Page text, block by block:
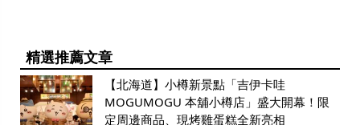
精選推薦文章
【北海道】小樽新景點「吉伊卡哇
MOGUMOGU 本舖小樽店」盛大開幕！限
定周邊商品、現烤雞蛋糕全新亮相